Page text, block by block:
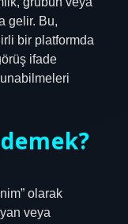
gelir. Bu,
bir platformda
ifade
olarak
veya